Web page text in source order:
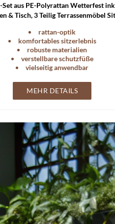
aus PE-Polyrattan Wetterfest
& Tisch, 3 Teilig Terrassenmöbel
rattan-optik
komfortables sitzerlebnis
robuste materialien
verstellbare schutzfüße
vielseitig anwendbar
MEHR DETAILS